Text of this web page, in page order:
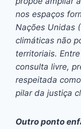
nos espaços
Nações Unidas
climáticas não
territoriais.
consulta livre,
respeitada
pilar da justiça
Outro ponto